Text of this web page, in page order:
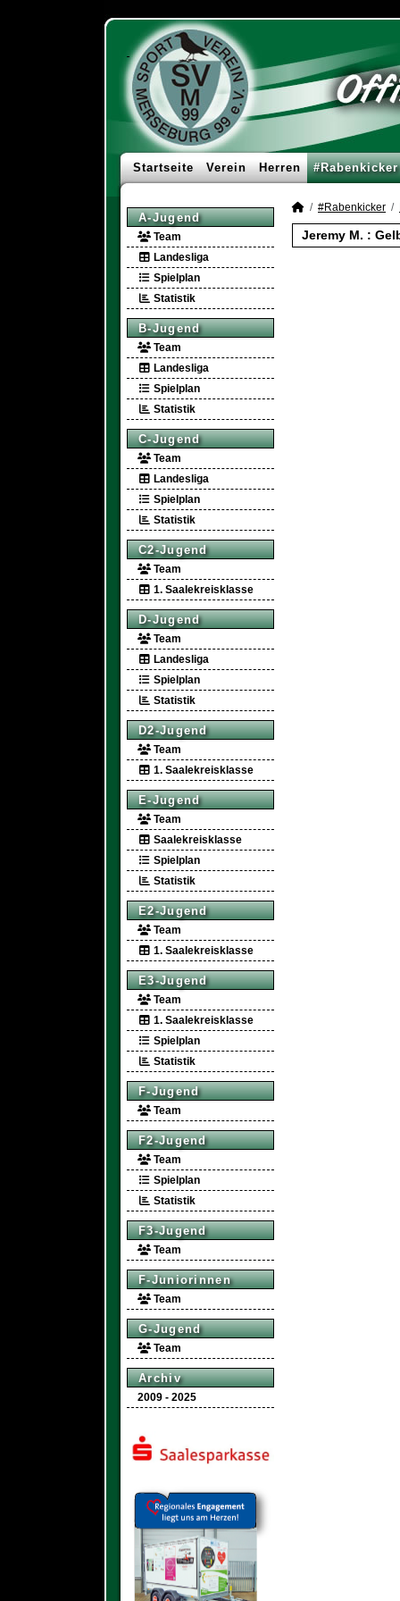
Startseite Verein Herren #Rabenkicker
A-Jugend
Team
Landesliga
Spielplan
Statistik
B-Jugend
Team
Landesliga
Spielplan
Statistik
C-Jugend
Team
Landesliga
Spielplan
Statistik
C2-Jugend
Team
1. Saalekreisklasse
D-Jugend
Team
Landesliga
Spielplan
Statistik
D2-Jugend
Team
1. Saalekreisklasse
E-Jugend
Team
Saalekreisklasse
Spielplan
Statistik
E2-Jugend
Team
1. Saalekreisklasse
E3-Jugend
Team
1. Saalekreisklasse
Spielplan
Statistik
F-Jugend
Team
F2-Jugend
Team
Spielplan
Statistik
F3-Jugend
Team
F-Juniorinnen
Team
G-Jugend
Team
Archiv
2009 - 2025
#Rabenkicker
Jeremy M. :